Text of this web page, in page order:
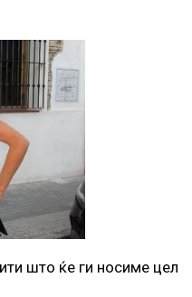
што ќе ги носиме цел